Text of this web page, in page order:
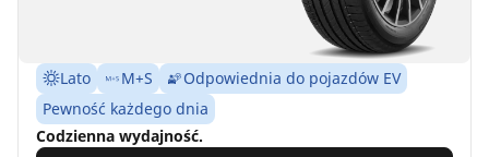
Lato M+S
Odpowiednia do pojazdów EV
Pewność każdego dnia
Codzienna wydajność.